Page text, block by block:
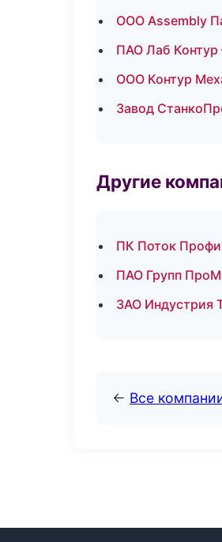
ООО Assembly
ПАО Лаб
ООО Контур
Завод
Другие
ПК Поток Профи
ПАО Групп
ЗАО Индустрия
← Все